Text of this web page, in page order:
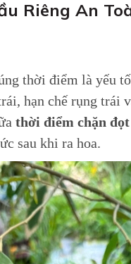
Riêng An
thời điểm là yếu
hạn chế rụng trái
thời điểm chặn đọt
sau khi ra hoa.